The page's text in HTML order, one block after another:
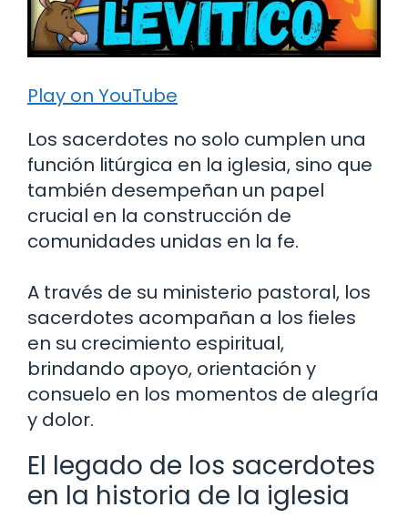
Play on YouTube
Los sacerdotes no solo cumplen una
función litúrgica en la iglesia, sino que
también desempeñan un papel
crucial en la construcción de
comunidades unidas en la fe.
A través de su ministerio pastoral, los
sacerdotes acompañan a los fieles
en su crecimiento espiritual,
brindando apoyo, orientación y
consuelo en los momentos de alegría
y dolor.
El legado de los sacerdotes
en la historia de la iglesia